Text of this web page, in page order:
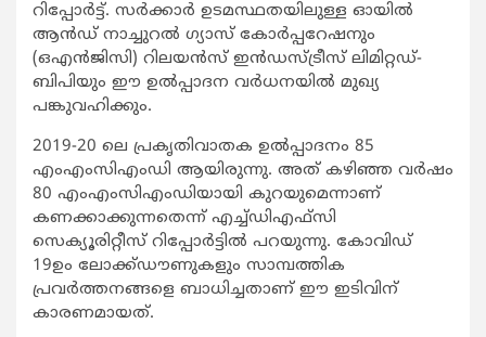
റിപ്പോര്‍ട്ട്. സര്‍ക്കാര്‍ ഉടമസ്ഥതയിലുള്ള ഓയില്‍
ആന്‍ഡ് നാച്ചുറല്‍ ഗ്യാസ് കോര്‍പ്പറേഷനും
(ഒഎന്‍ജിസി) റിലയന്‍സ് ഇന്‍ഡസ്ട്രീസ് ലിമിറ്റഡ്-
ബിപിയും ഈ ഉല്‍പ്പാദന വര്‍ധനയില്‍ മുഖ്യ
പങ്കുവഹിക്കും.
2019-20 ലെ പ്രകൃതിവാതക ഉല്‍പ്പാദനം 85
എംഎംസിഎംഡി ആയിരുന്നു. അത് കഴിഞ്ഞ വര്‍ഷം
80 എംഎംസിഎംഡിയായി കുറയുമെന്നാണ്
കണക്കാക്കുന്നതെന്ന് എച്ച്ഡിഎഫ്സി
സെക്യൂരിറ്റീസ് റിപ്പോര്‍ട്ടില്‍ പറയുന്നു. കോവിഡ്
19ഉം ലോക്ക്ഡൗണുകളും സാമ്പത്തിക
പ്രവര്‍ത്തനങ്ങളെ ബാധിച്ചതാണ് ഈ ഇടിവിന്
കാരണമായത്.